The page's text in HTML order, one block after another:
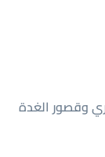
وقصور الغدة